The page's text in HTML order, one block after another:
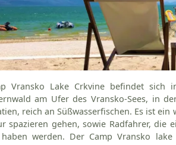
Vransko Lake Crkvine befindet sich
am Ufer des Vransko-Sees, in
reich an Süßwasserfischen. Es ist
spazieren gehen, sowie Radfahrer, die
haben werden. Der Camp Vransko